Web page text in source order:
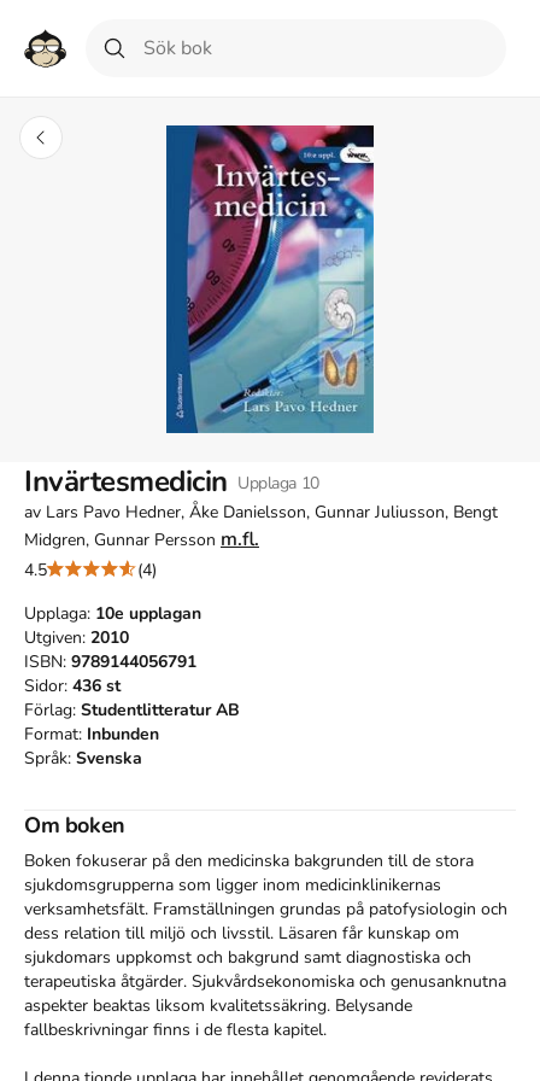
Invärtesmedicin Upplaga 10
av Lars Pavo Hedner, Åke Danielsson, Gunnar Juliusson, Bengt
Midgren, Gunnar Persson m.fl.
4.5
(4)
Upplaga: 10e upplagan
Utgiven: 2010
ISBN: 9789144056791
Sidor: 436 st
Förlag: Studentlitteratur AB
Format: Inbunden
Språk: Svenska
Om boken
Boken fokuserar på den medicinska bakgrunden till de stora
sjukdomsgrupperna som ligger inom medicinklinikernas
verksamhetsfält. Framställningen grundas på patofysiologin och
dess relation till miljö och livsstil. Läsaren får kunskap om
sjukdomars uppkomst och bakgrund samt diagnostiska och
terapeutiska åtgärder. Sjukvårdsekonomiska och genusanknutna
aspekter beaktas liksom kvalitetssäkring. Belysande
fallbeskrivningar finns i de flesta kapitel.